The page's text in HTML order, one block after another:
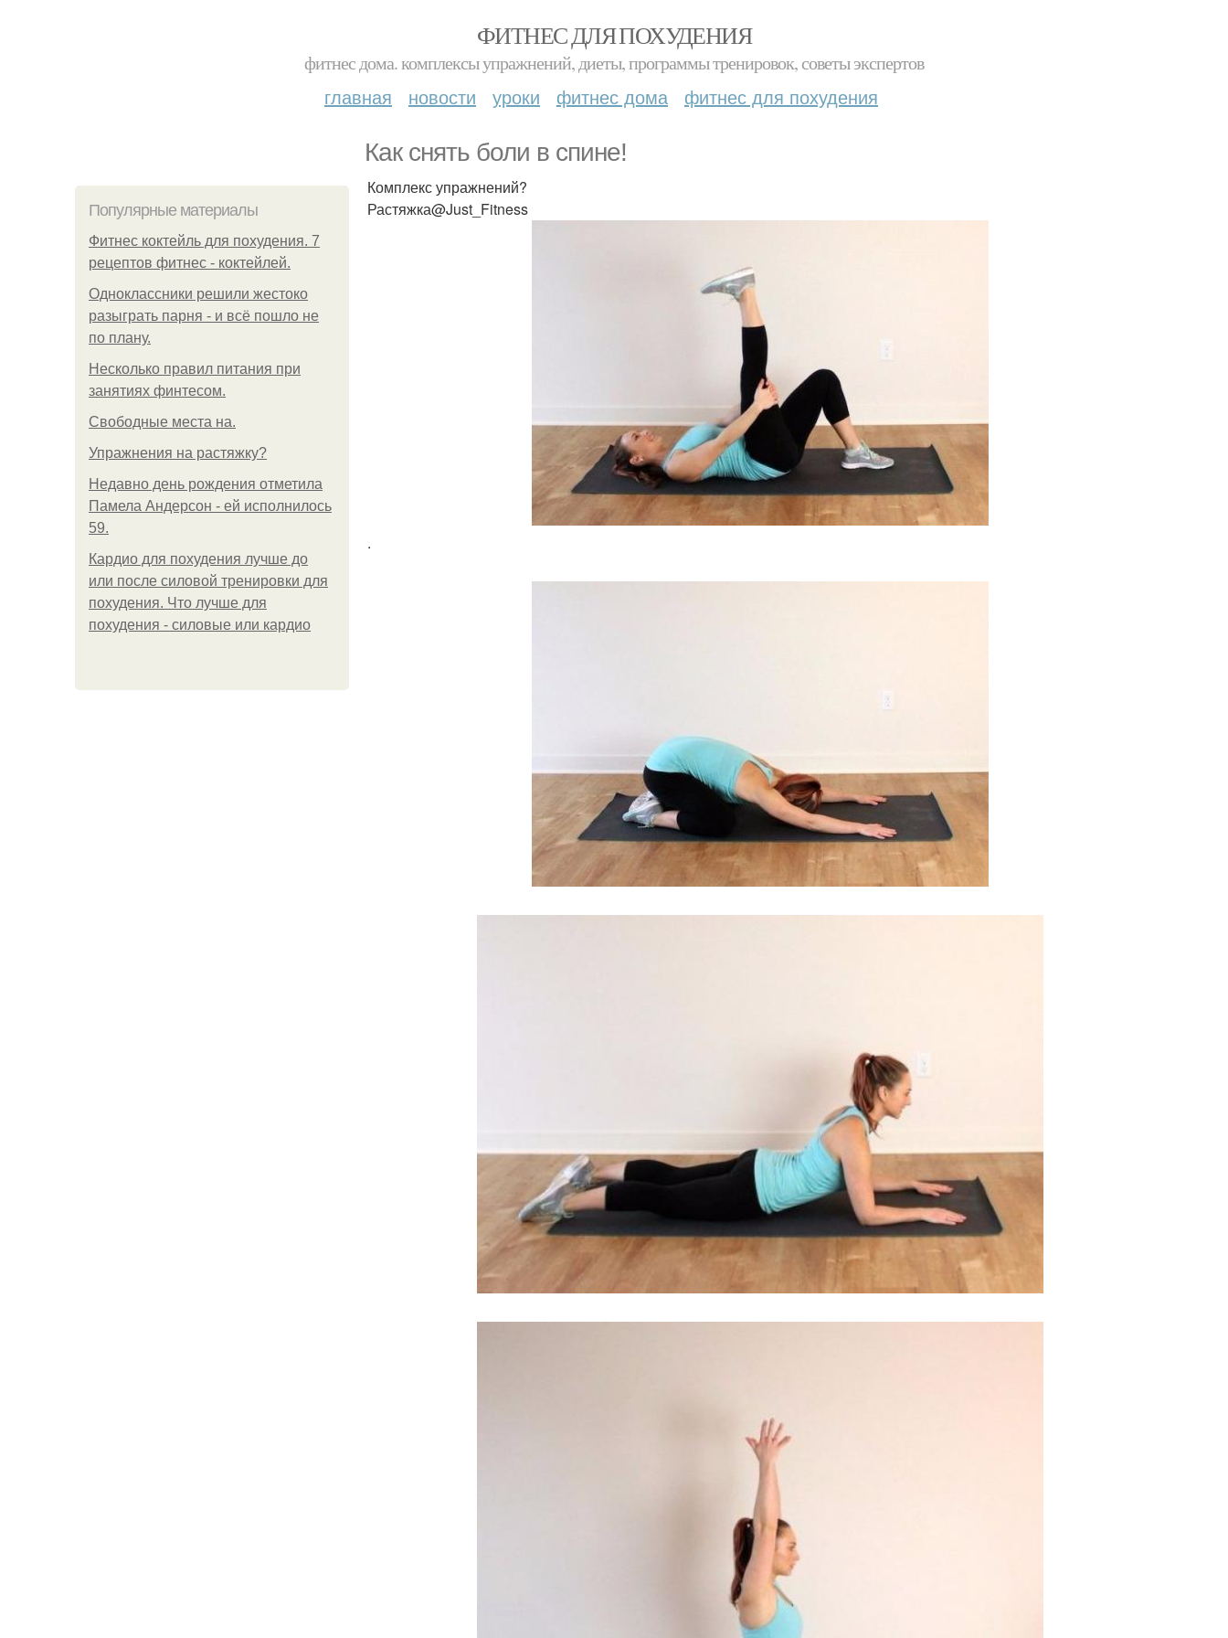
ФИТНЕС ДЛЯ ПОХУДЕНИЯ
фитнес дома. комплексы упражнений, диеты, программы тренировок, советы экспертов
главная новости уроки фитнес дома фитнес для похудения
Как снять боли в спине!
Популярные материалы
Фитнес коктейль для похудения. 7
рецептов фитнес - коктейлей.
Одноклассники решили жестоко
разыграть парня - и всё пошло не
по плану.
Несколько правил питания при
занятиях финтесом.
Свободные места на.
Упражнения на растяжку?
Недавно день рождения отметила
Памела Андерсон - ей исполнилось
59.
Кардио для похудения лучше до
или после силовой тренировки для
похудения. Что лучше для
похудения - силовые или кардио
Комплекс упражнений?
Растяжка@Just_Fitness
.